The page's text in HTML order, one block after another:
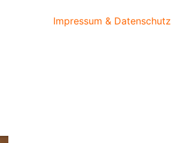
Impressum & Datenschutz